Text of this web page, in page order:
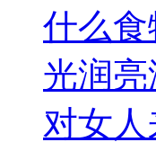
什么
光润
对女